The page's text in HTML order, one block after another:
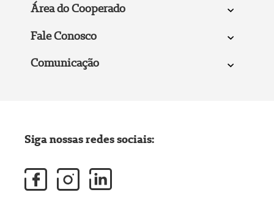
Área do Cooperado
Fale Conosco
Comunicação
Siga nossas redes sociais: